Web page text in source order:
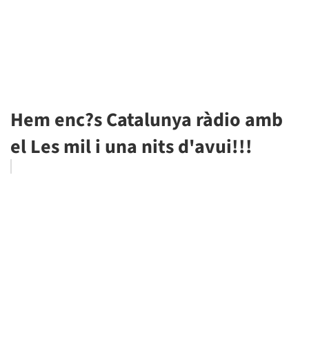
Hem enc?s Catalunya ràdio amb
el Les mil i una nits d'avui!!!